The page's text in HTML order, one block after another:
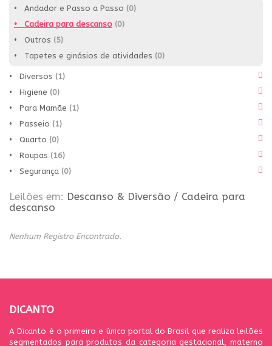
• Andador e Passo a Passo (0)
• Cadeira para descanso (0)
• Outros (5)
• Tapetes e ginásios de atividades (0)
• Diversos (1)
• Higiene (0)
• Para Mamãe (1)
• Passeio (1)
• Quarto (0)
• Roupas (16)
• Segurança (0)
Leilões em: Descanso & Diversão / Cadeira para
descanso
Nenhum Registro Encontrado.
DICANTO
A Dicanto é o primeiro e único portal do Brasil que realiza leilões
segmentados para produtos da categoria gestacional, materno